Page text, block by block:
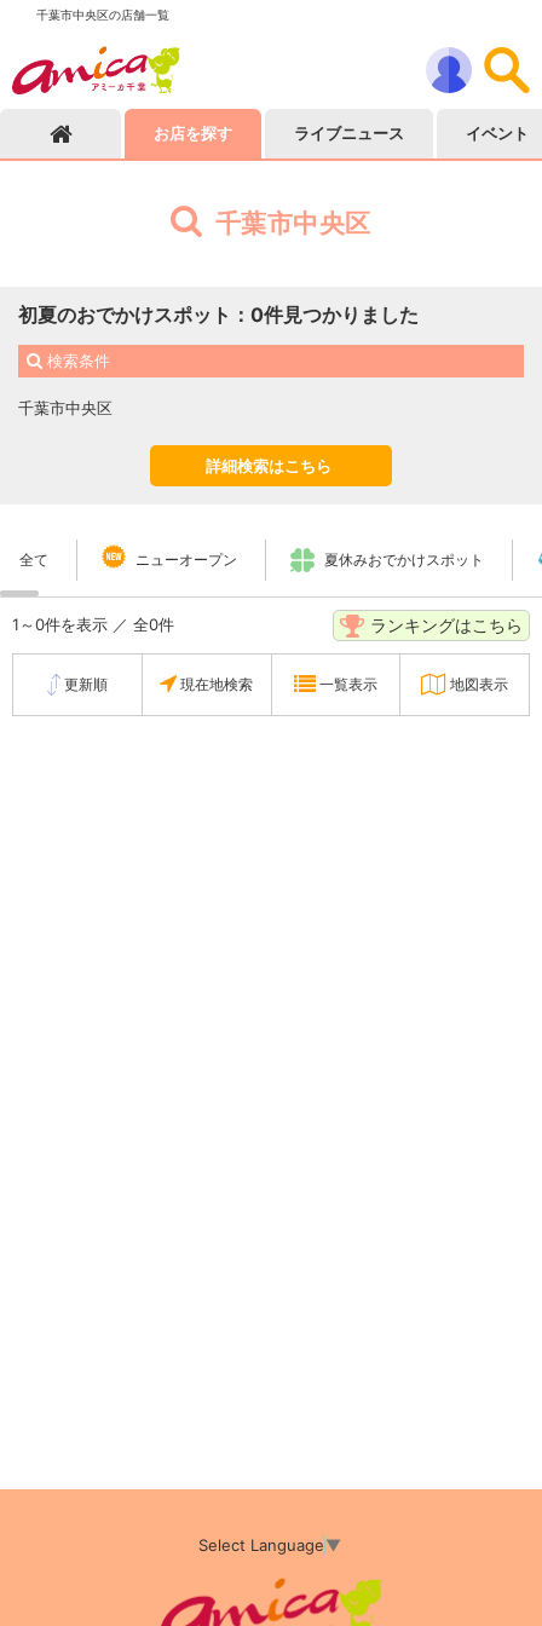
千葉市中央区の店舗一覧
お店を探す ライブニュース イベント
千葉市中央区
初夏のおでかけスポット ： 0件見つかりました
検索条件
千葉市中央区
詳細検索はこちら
全て ニューオープン 夏休みおでかけスポット
1～0件を表示 ／ 全0件 ランキングはこちら
更新順 現在地検索 一覧表示 地図表示
Select Language▼